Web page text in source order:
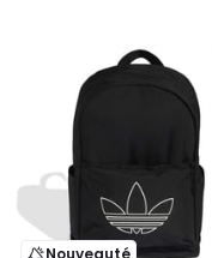
Nouveauté